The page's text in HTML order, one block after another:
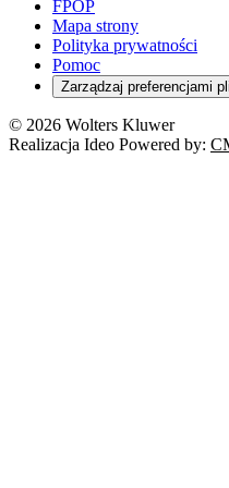
FPOP
Mapa strony
Polityka prywatności
Pomoc
Zarządzaj preferencjami
© 2026 Wolters Kluwer
Realizacja Ideo Powered by: